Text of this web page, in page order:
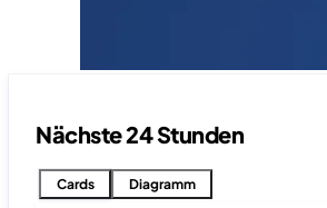
Nächste 24 Stunden
Cards Diagramm